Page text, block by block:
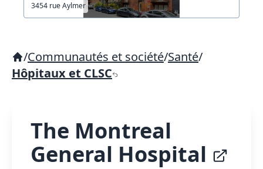
3454 rue Aylmer
/Communautés et société/Santé/
Hôpitaux et CLSC
The Montreal
General Hospital